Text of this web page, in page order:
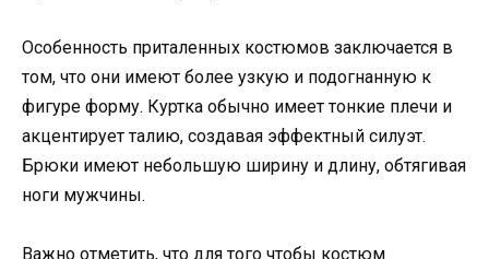
Особенность приталенных костюмов заключается в
том, что они имеют более узкую и подогнанную к
фигуре форму. Куртка обычно имеет тонкие плечи и
акцентирует талию, создавая эффектный силуэт.
Брюки имеют небольшую ширину и длину, обтягивая
ноги мужчины.
Важно отметить, что для того чтобы костюм